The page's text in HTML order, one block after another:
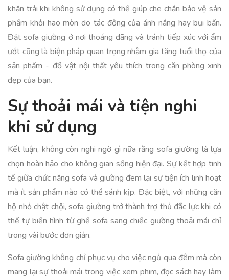
khăn trải khi không sử dụng có thể giúp che chắn bảo vệ sản
phẩm khỏi hao mòn do tác động của ánh nắng hay bụi bẩn.
Đặt sofa giường ở nơi thoáng đãng và tránh tiếp xúc với ẩm
ướt cũng là biện pháp quan trọng nhằm gia tăng tuổi thọ của
sản phẩm - đồ vật nội thất yêu thích trong căn phòng xinh
đẹp của bạn.
Sự thoải mái và tiện nghi
khi sử dụng
Kết luận, không còn nghi ngờ gì nữa rằng sofa giường là lựa
chọn hoàn hảo cho không gian sống hiện đại. Sự kết hợp tinh
tế giữa chức năng sofa và giường đem lại sự tiện ích linh hoạt
mà ít sản phẩm nào có thể sánh kịp. Đặc biệt, với những căn
hộ nhỏ chật chội, sofa giường trở thành trợ thủ đắc lực khi có
thể tự biến hình từ ghế sofa sang chiếc giường thoải mái chỉ
trong vài bước đơn giản.
Sofa giường không chỉ phục vụ cho việc ngủ qua đêm mà còn
mang lại sự thoải mái trong việc xem phim, đọc sách hay làm